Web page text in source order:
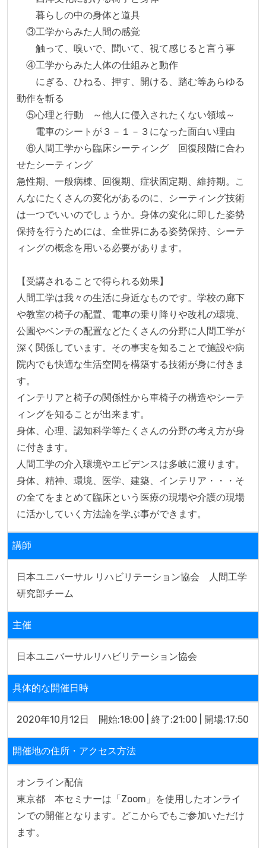
暮らしの中の身体と道具
③工学からみた人間の感覚
触って、嗅いで、聞いて、視て感じると言う事
④工学からみた人体の仕組みと動作
にぎる、ひねる、押す、開ける、踏む等あらゆる
動作を斬る
⑤心理と行動　～他人に侵入されたくない領域～
電車のシートが３－１－３になった面白い理由
⑥人間工学から臨床シーティング　回復段階に合わ
せたシーティング
急性期、一般病棟、回復期、症状固定期、維持期。こ
んなにたくさんの変化があるのに、シーティング技術
は一つでいいのでしょうか。身体の変化に即した姿勢
保持を行うためには、全世界にある姿勢保持、シーテ
ィングの概念を用いる必要があります。
【受講されることで得られる効果】
人間工学は我々の生活に身近なものです。学校の廊下
や教室の椅子の配置、電車の乗り降りや改札の環境、
公園やベンチの配置などたくさんの分野に人間工学が
深く関係しています。その事実を知ることで施設や病
院内でも快適な生活空間を構築する技術が身に付きま
す。
インテリアと椅子の関係性から車椅子の構造やシーテ
ィングを知ることが出来ます。
身体、心理、認知科学等たくさんの分野の考え方が身
に付きます。
人間工学の介入環境やエビデンスは多岐に渡ります。
身体、精神、環境、医学、建築、インテリア・・・そ
の全てをまとめて臨床という医療の現場や介護の現場
に活かしていく方法論を学ぶ事ができます。
講師
日本ユニバーサル リハビリテーション協会　人間工学
研究部チーム
主催
日本ユニバーサルリハビリテーション協会
具体的な開催日時
2020年10月12日　開始:18:00 | 終了:21:00 | 開場:17:50
開催地の住所・アクセス方法
オンライン配信
東京都　本セミナーは「Zoom」を使用したオンライ
ンでの開催となります。どこからでもご参加いただけ
ます。